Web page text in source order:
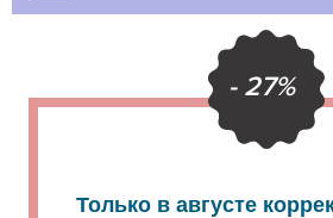
- 27%
Только в августе